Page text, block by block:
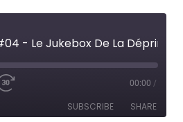
00:00 /
SUBSCRIBE SHARE